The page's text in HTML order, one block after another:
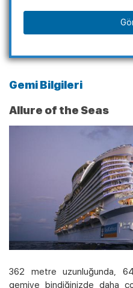
Gemi Bilgileri
Allure of the Seas
362 metre uzunluğunda,
gemiye bindiğinizde daha